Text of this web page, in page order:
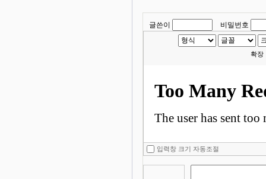
글쓴이 비밀번호
확장
입력창 크기 자동조절